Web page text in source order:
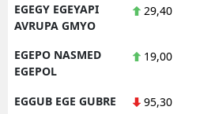
EGEGY EGEYAPI
AVRUPA GMYO
29,40
EGEPO NASMED
EGEPOL
19,00
EGGUB EGE GUBRE 95,30